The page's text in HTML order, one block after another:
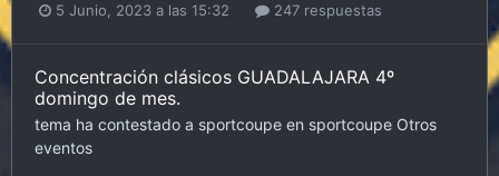
5 Junio, 2023 a las 15:32 247 respuestas
Concentración clásicos GUADALAJARA 4º
domingo de mes.
tema ha contestado a sportcoupe en sportcoupe Otros
eventos